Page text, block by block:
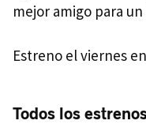
mejor amigo para
Estreno el viernes en
Todos los